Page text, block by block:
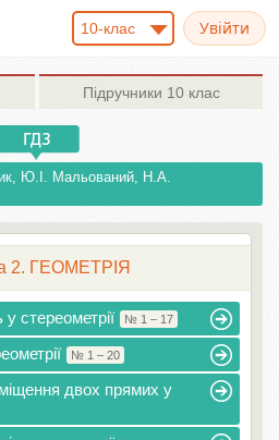
10-клас
Підручники 10 клас
Ю.І. Мальований, Н.А.
2. ГЕОМЕТРІЯ
стереометрії № 1 – 17
№ 1 – 20
двох прямих у